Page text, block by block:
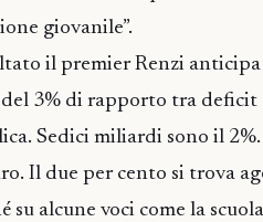
giovanile”.
il premier Renzi
3% di rapporto tra deficit
Sedici miliardi sono il
Il due per cento si trova
su alcune voci come la